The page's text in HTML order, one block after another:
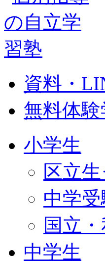
資料・
無料体験
小学生
区立
中学
国立
中学生